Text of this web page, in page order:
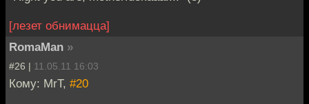
[лезет обнимацца]
RomaMan »
#26 | 11.05.11 16:03
Кому: MrT, #20